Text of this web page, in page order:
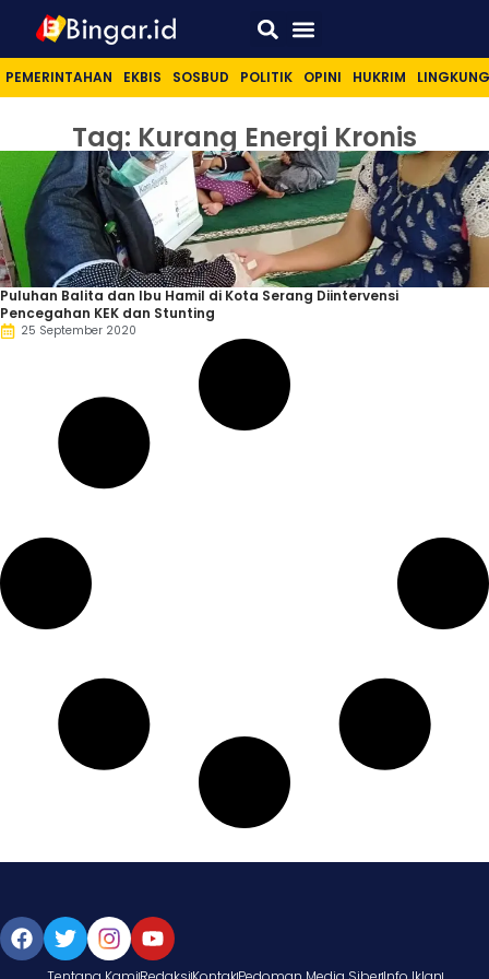
PEMERINTAHAN EKBIS SOSBUD POLITIK OPINI HUKRIM
Tag: Kurang Energi Kronis
Puluhan Balita dan Ibu Hamil di Kota Serang Diintervensi
25 September 2020